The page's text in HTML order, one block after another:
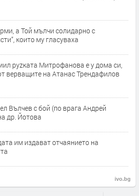
а Той мълчи солидарно с
които му гласуваха
руzката Митрофанова е у дома си,
верващите на Атанас Трендафилов
Вълчев с бой (по врага Андрей
др. Йотова
им издават отчаянието на
ivo.bg